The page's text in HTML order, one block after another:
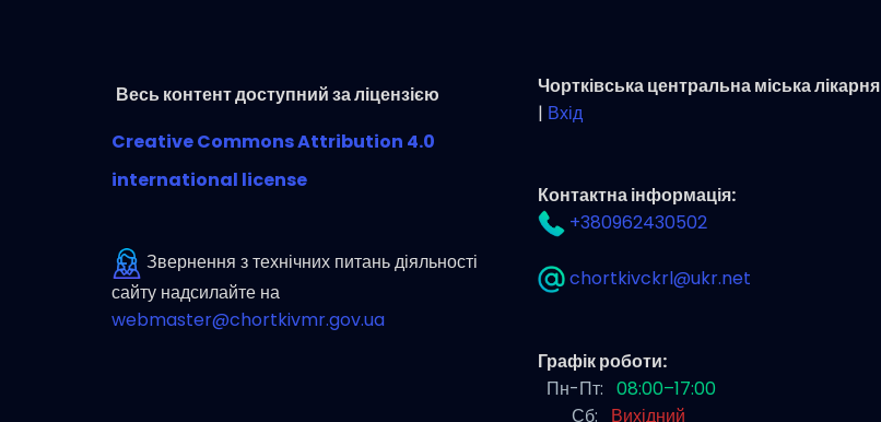
Весь контент доступний за ліцензією
Creative Commons Attribution 4.0
international license
Звернення з технічних питань діяльності
сайту надсилайте на
webmaster@chortkivmr.gov.ua
Чортківська центральна міська лікарня
| Вхід
Контактна інформація:
+380962430502
chortkivckrl@ukr.net
Графік роботи:
Пн-Пт: 08:00–17:00
Сб:
Вихідний